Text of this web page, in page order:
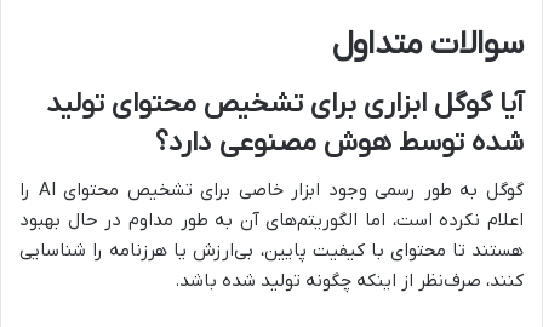
سوالات متداول
آیا گوگل ابزاری برای تشخیص محتوای تولید
شده توسط هوش مصنوعی دارد؟
گوگل به طور رسمی وجود ابزار خاصی برای تشخیص محتوای AI را
اعلام نکرده است، اما الگوریتم‌های آن به طور مداوم در حال بهبود
هستند تا محتوای با کیفیت پایین، بی‌ارزش یا هرزنامه را شناسایی
کنند، صرف‌نظر از اینکه چگونه تولید شده باشد.